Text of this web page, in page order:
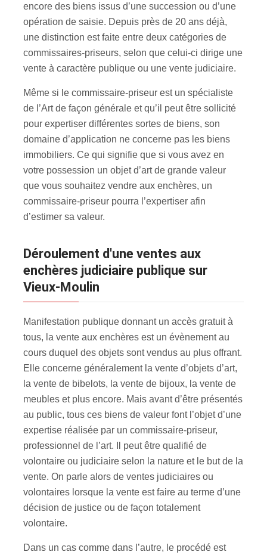
encore des biens issus d’une succession ou d’une
opération de saisie. Depuis près de 20 ans déjà,
une distinction est faite entre deux catégories de
commissaires-priseurs, selon que celui-ci dirige une
vente à caractère publique ou une vente judiciaire.
Même si le commissaire-priseur est un spécialiste
de l’Art de façon générale et qu’il peut être sollicité
pour expertiser différentes sortes de biens, son
domaine d’application ne concerne pas les biens
immobiliers. Ce qui signifie que si vous avez en
votre possession un objet d’art de grande valeur
que vous souhaitez vendre aux enchères, un
commissaire-priseur pourra l’expertiser afin
d’estimer sa valeur.
Déroulement d'une ventes aux
enchères judiciaire publique sur
Vieux-Moulin
Manifestation publique donnant un accès gratuit à
tous, la vente aux enchères est un évènement au
cours duquel des objets sont vendus au plus offrant.
Elle concerne généralement la vente d’objets d’art,
la vente de bibelots, la vente de bijoux, la vente de
meubles et plus encore. Mais avant d’être présentés
au public, tous ces biens de valeur font l’objet d’une
expertise réalisée par un commissaire-priseur,
professionnel de l’art. Il peut être qualifié de
volontaire ou judiciaire selon la nature et le but de la
vente. On parle alors de ventes judiciaires ou
volontaires lorsque la vente est faire au terme d’une
décision de justice ou de façon totalement
volontaire.
Dans un cas comme dans l’autre, le procédé est